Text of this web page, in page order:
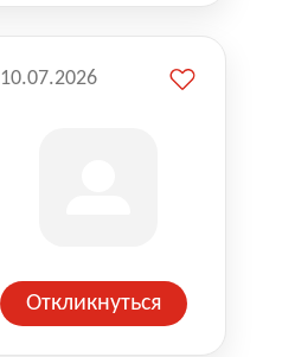
10.07.2026
Откликнуться